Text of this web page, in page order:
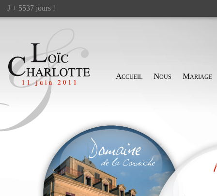
J + 5537 jours !
Accueil Nous Mariage